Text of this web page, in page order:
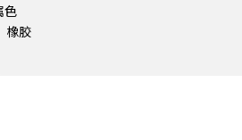
色
橡胶